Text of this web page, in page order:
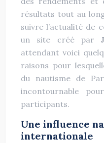
résultats tout au
suivre l’actualité de
un site créé par
attendant voici
raisons pour
du nautisme de
incontournable
participants.
Une influence
internationale